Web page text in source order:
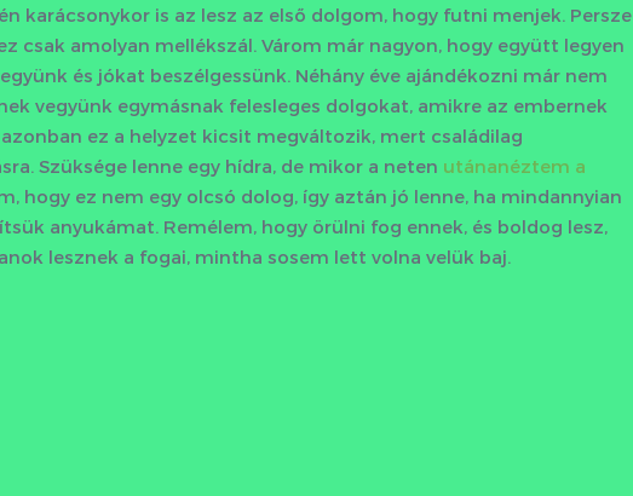
karácsonykor is az lesz az első dolgom, hogy futni menjek. Persze
csak amolyan mellékszál. Várom már nagyon, hogy együtt legyen
és jókat beszélgessünk. Néhány éve ajándékozni már nem
vegyünk egymásnak felesleges dolgokat, amikre az embernek
ez a helyzet kicsit megváltozik, mert családilag
Szüksége lenne egy hídra, de mikor a neten utánanéztem a
hogy ez nem egy olcsó dolog, így aztán jó lenne, ha mindannyian
anyukámat. Remélem, hogy örülni fog ennek, és boldog lesz,
lesznek a fogai, mintha sosem lett volna velük baj.